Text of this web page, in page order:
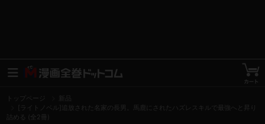
トップページ
[ライトノベル]追放された名家の長男。馬鹿にされたハズレスキルで最強へと昇り
詰める (全2冊)